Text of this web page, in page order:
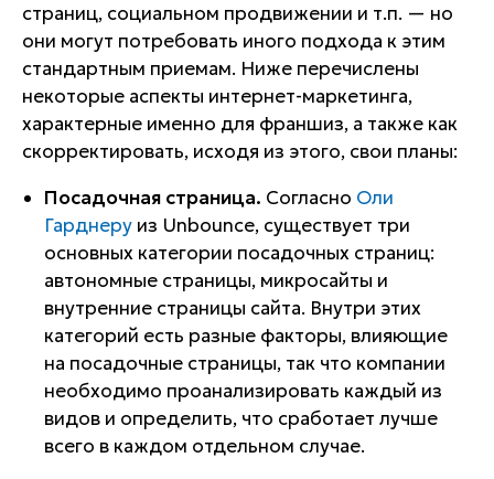
страниц, социальном продвижении и т.п. — но
они могут потребовать иного подхода к этим
стандартным приемам. Ниже перечислены
некоторые аспекты интернет-маркетинга,
характерные именно для франшиз, а также как
скорректировать, исходя из этого, свои планы:
Посадочная страница. Согласно Оли
Гарднеру из Unbounce, существует три
основных категории посадочных страниц:
автономные страницы, микросайты и
внутренние страницы сайта. Внутри этих
категорий есть разные факторы, влияющие
на посадочные страницы, так что компании
необходимо проанализировать каждый из
видов и определить, что сработает лучше
всего в каждом отдельном случае.